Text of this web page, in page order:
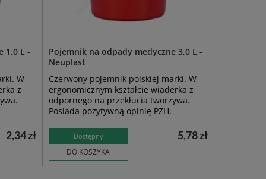
1,0 L -
W
z
2,34 zł
Pojemnik na odpady medyczne 3,0 L -
Neuplast
Czerwony pojemnik polskiej marki. W
ergonomicznym kształcie wiaderka z
odpornego na przekłucia tworzywa.
Posiada pozytywną opinię PZH.
Dostępny
DO KOSZYKA
5,78 zł